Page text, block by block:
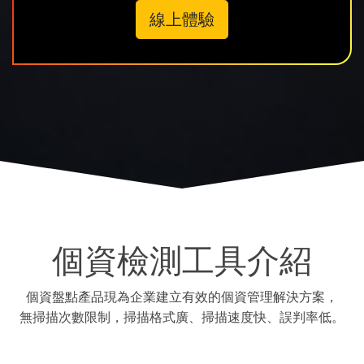
線上體驗
個資檢測工具介紹
個資盤點產品現為企業建立有效的個資管理解決方案，
無掃描次數限制，掃描格式廣、掃描速度快、誤判率低。